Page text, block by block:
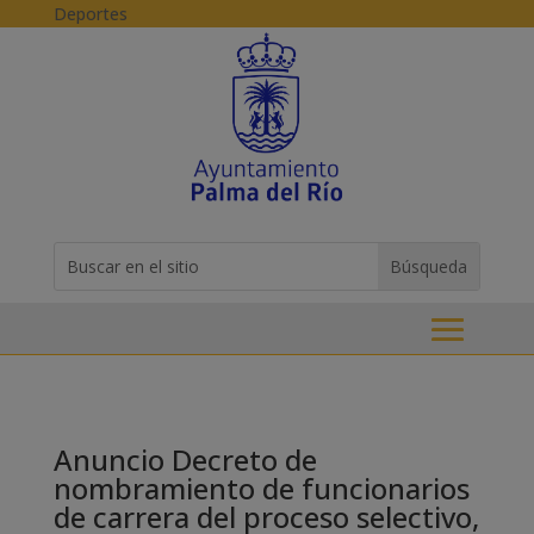
Skip to content
Deportes
for...
Anuncio Decreto de
nombramiento de funcionarios
de carrera del proceso selectivo,